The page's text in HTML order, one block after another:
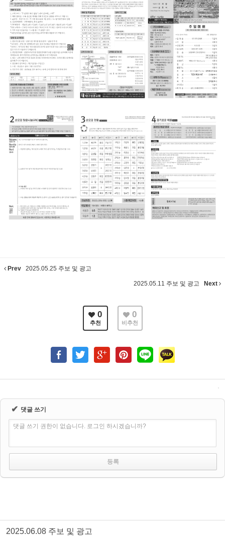
Prev 2025.05.25 주보 및 광고
2025.05.11 주보 및 광고 Next
0
추천
0
비추천
✔ 댓글 쓰기
댓글 쓰기 권한이 없습니다. 로그인 하시겠습니까?
2025.06.08 주보 및 광고